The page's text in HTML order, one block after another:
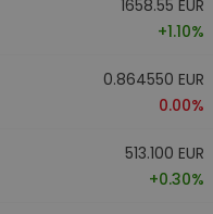
1658.55 EUR
+1.10%
0.864550 EUR
0.00%
513.100 EUR
+0.30%